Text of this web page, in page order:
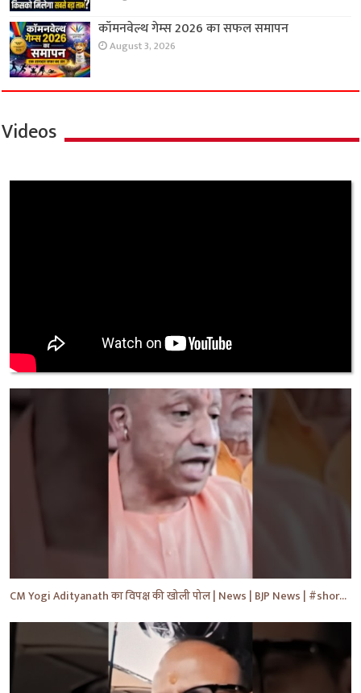
कॉमनवेल्थ गेम्स 2026 का सफल समापन
August 3, 2026
Videos
CM Yogi Adityanath का विपक्ष की खोली पोल | News | BJP News | #shorts #yt #news #ytshorts